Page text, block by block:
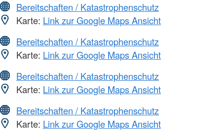
Bereitschaften / Katastrophenschutz
Karte: Link zur Google Maps Ansicht
Bereitschaften / Katastrophenschutz
Karte: Link zur Google Maps Ansicht
Bereitschaften / Katastrophenschutz
Karte: Link zur Google Maps Ansicht
Bereitschaften / Katastrophenschutz
Karte: Link zur Google Maps Ansicht